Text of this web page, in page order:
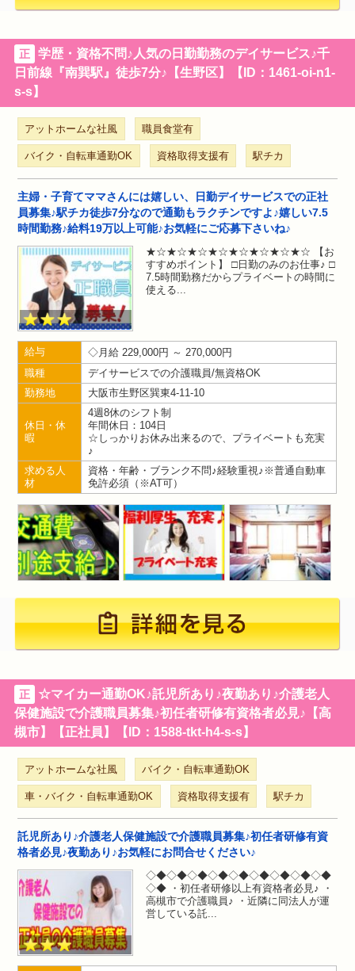
正
学歴・資格不問♪人気の日勤勤務のデイサービス♪千
日前線『南巽駅』徒歩7分♪【生野区】【ID：1461-oi-n1-
s-s】
アットホームな社風 職員食堂有
バイク・自転車通勤OK 資格取得支援有 駅チカ
主婦・子育てママさんには嬉しい、日勤デイサービスでの正社
員募集♪駅チカ徒歩7分なので通勤もラクチンですよ♪嬉しい7.5
時間勤務♪給料19万以上可能♪お気軽にご応募下さいね♪
★☆★☆★☆★☆★☆★☆★☆★☆ 【お
すすめポイント】 □日勤のみのお仕事♪ □
7.5時間勤務だからプライベートの時間に
使える
給与
月給 229,000円 ～ 270,000円
職種
デイサービスでの介護職員/無資格OK
勤務地
大阪市生野区巽東4-11-10
休日・休
暇
4週8休のシフト制
年間休日：104日
☆しっかりお休み出来るので、プライベートも充実
♪
求める人
材
資格・年齢・ブランク不問♪経験重視♪※普通自動車
免許必須（※AT可）
正
☆マイカー通勤OK♪託児所あり♪夜勤あり♪介護老人
保健施設で介護職員募集♪初任者研修有資格者必見♪【高
槻市】【正社員】【ID：1588-tkt-h4-s-s】
アットホームな社風 バイク・自転車通勤OK
車・バイク・自転車通勤OK 資格取得支援有 駅チカ
託児所あり♪介護老人保健施設で介護職員募集♪初任者研修有資
格者必見♪夜勤あり♪お気軽にお問合せください♪
◇◆◇◆◇◆◇◆◇◆◇◆◇◆◇◆◇◆
◇◆ ・初任者研修以上有資格者必見♪ ・
高槻市で介護職員♪ ・近隣に同法人が運
営している託